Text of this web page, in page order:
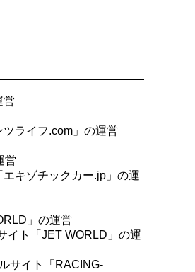
営
ライフ.com」の運営
営
キゾチックカー.jp」の運
」の運営
イト「JET WORLD」の運
サイト「RACING-